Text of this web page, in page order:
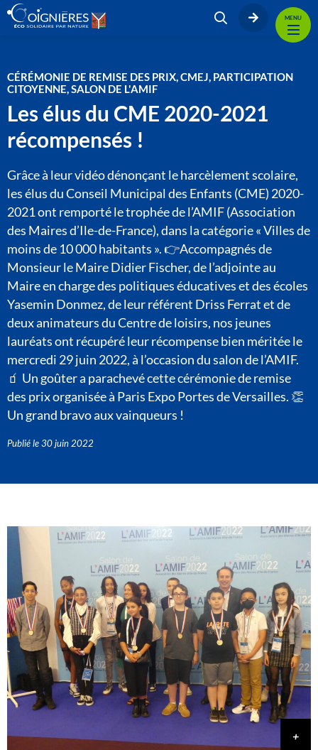
MENU
CÉRÉMONIE DE REMISE DES PRIX, CMEJ, PARTICIPATION
CITOYENNE, SALON DE L'AMIF
Les élus du CME 2020-2021
récompensés !
Grâce à leur vidéo dénonçant le harcèlement scolaire,
les élus du Conseil Municipal des Enfants (CME) 2020-
2021 ont remporté le trophée de l’AMIF (Association
des Maires d’Ile-de-France), dans la catégorie « Villes de
moins de 10 000 habitants ». 👉Accompagnés de
Monsieur le Maire Didier Fischer, de l’adjointe au
Maire en charge des politiques éducatives et des écoles
Yasemin Donmez, de leur référent Driss Ferrat et de
deux animateurs du Centre de loisirs, nos jeunes
lauréats ont récupéré leur récompense bien méritée le
mercredi 29 juin 2022, à l’occasion du salon de l’AMIF.
🧃 Un goûter a parachevé cette cérémonie de remise
des prix organisée à Paris Expo Portes de Versailles. 👏
Un grand bravo aux vainqueurs !
Publié le30 juin 2022